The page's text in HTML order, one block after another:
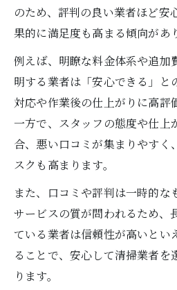
のため、評判の良い業者ほど安
果的に満足度も高まる傾向があ
例えば、明瞭な料金体系や追加
明する業者は「安心できる」と
対応や作業後の仕上がりに高評
一方で、スタッフの態度や仕上
合、悪い口コミが集まりやすく
スクも高まります。
また、口コミや評判は一時的な
サービスの質が問われるため、
ている業者は信頼性が高いとい
ることで、安心して清掃業者を
ります。